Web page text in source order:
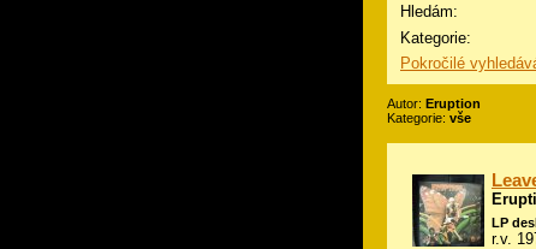
Hledám:
Kategorie:
Pokročilé
Autor: Eruption
Kategorie: vše
LP
r.v.